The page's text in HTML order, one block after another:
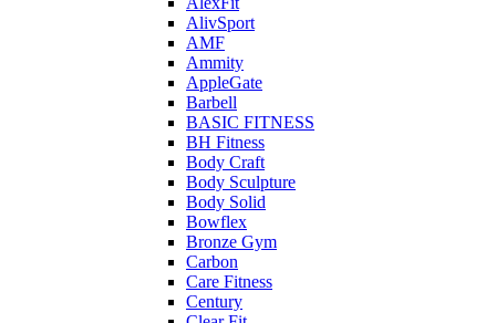
AlivSport
AMF
Ammity
AppleGate
Barbell
BASIC FITNESS
BH Fitness
Body Craft
Body Sculpture
Body Solid
Bowflex
Bronze Gym
Carbon
Care Fitness
Century